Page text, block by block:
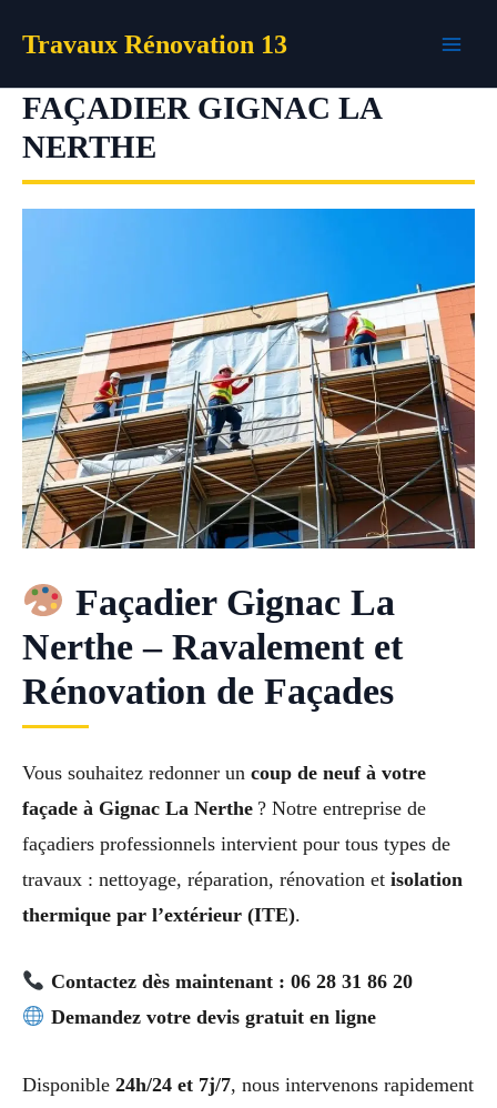
Travaux Rénovation 13
FAÇADIER GIGNAC LA
NERTHE
Façadier Gignac La
Nerthe – Ravalement et
Rénovation de Façades
Vous souhaitez redonner un coup de neuf à votre
façade à Gignac La Nerthe ? Notre entreprise de
façadiers professionnels intervient pour tous types de
travaux : nettoyage, réparation, rénovation et isolation
thermique par l’extérieur (ITE).
Contactez dès maintenant : 06 28 31 86 20
Demandez votre devis gratuit en ligne
Disponible 24h/24 et 7j/7, nous intervenons rapidement